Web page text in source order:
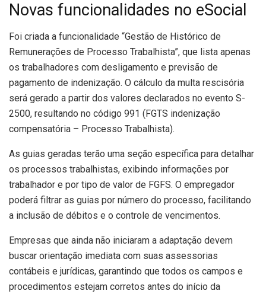
Novas funcionalidades no eSocial
Foi criada a funcionalidade “Gestão de Histórico de
Remunerações de Processo Trabalhista”, que lista apenas
os trabalhadores com desligamento e previsão de
pagamento de indenização. O cálculo da multa rescisória
será gerado a partir dos valores declarados no evento S-
2500, resultando no código 991 (FGTS indenização
compensatória – Processo Trabalhista).
As guias geradas terão uma seção específica para detalhar
os processos trabalhistas, exibindo informações por
trabalhador e por tipo de valor de FGFS. O empregador
poderá filtrar as guias por número do processo, facilitando
a inclusão de débitos e o controle de vencimentos.
Empresas que ainda não iniciaram a adaptação devem
buscar orientação imediata com suas assessorias
contábeis e jurídicas, garantindo que todos os campos e
procedimentos estejam corretos antes do início da